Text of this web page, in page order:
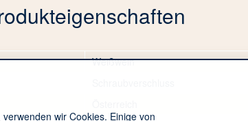
Weißwein
wir Cookies. Einige von